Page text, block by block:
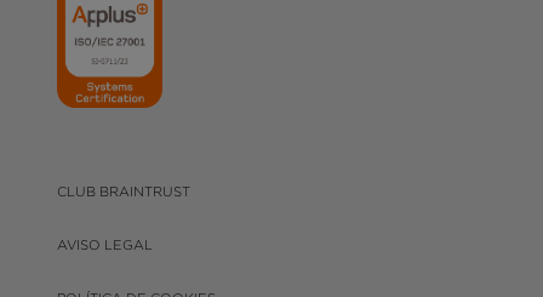
CLUB BRAINTRUST
AVISO LEGAL